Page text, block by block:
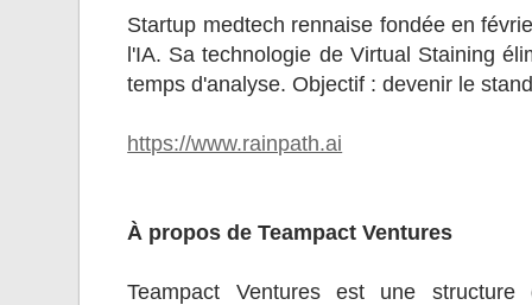
Startup medtech rennaise fondée en
l'IA. Sa technologie de Virtual Staining
temps d'analyse. Objectif : devenir le
https://www.rainpath.ai
À propos de Teampact Ventures
Teampact Ventures est une